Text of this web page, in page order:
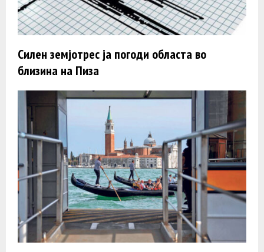
Силен земјотрес ја погоди областа во
близина на Пиза